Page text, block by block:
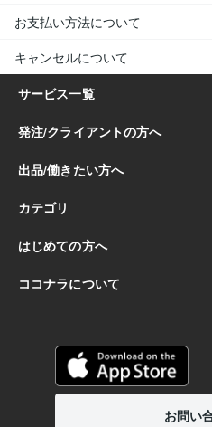
お支払い方法について
キャンセルについて